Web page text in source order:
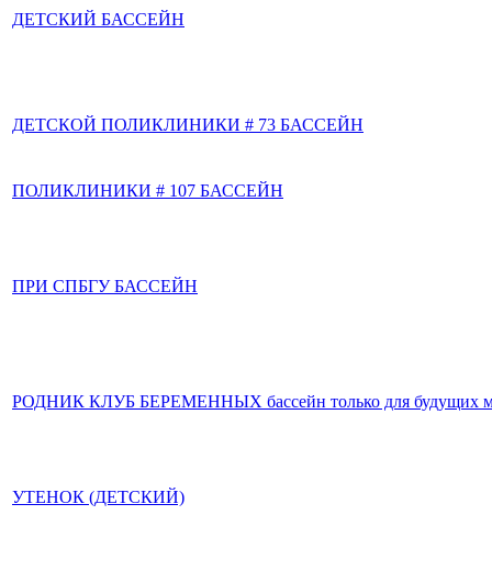
ДЕТСКИЙ БАССЕЙН
ДЕТСКОЙ ПОЛИКЛИНИКИ # 73 БАССЕЙН
ПОЛИКЛИНИКИ # 107 БАССЕЙН
ПРИ СПБГУ БАССЕЙН
РОДНИК КЛУБ БЕРЕМЕННЫХ бассейн только для будущих
УТЕНОК (ДЕТСКИЙ)